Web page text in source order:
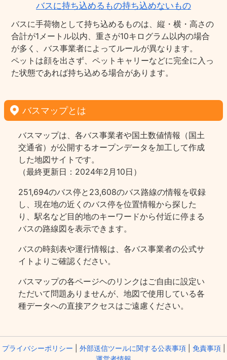
バスに持ち込めるもの持ち込めないもの
バスに手荷物として持ち込めるものは、縦・横・高さの
合計が1メートル以内、重さが10キログラム以内の場合
が多く、バス事業者によってルールが異なります。
ペットは顔を出さず、ペットキャリーなどに完全に入っ
た状態であれば持ち込める場合があります。
バスマップとは
バスマップは、各バス事業者や国土数値情報（国土
交通省）が公開するオープンデータを加工して作成
した地図サイトです。
（最終更新日：2024年2月10日）
251,694のバス停と23,608のバス路線の情報を収録
し、現在地の近くのバス停を位置情報から探した
り、駅名など目的地のキーワードから付近に停まる
バスの路線図を表示できます。
バスの時刻表や運行情報は、各バス事業者の公式サ
イトよりご確認ください。
バスマップの各ページヘのリンクはご自由に設定い
ただいて問題ありませんが、地図で使用している各
種データへの直接アクセスはご遠慮ください。
プライバシーポリシー 外部送信ツールに関する公表事項| 免責事項|